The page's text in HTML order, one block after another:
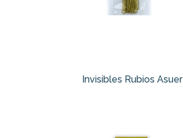
Invisibles Rubios Asuer